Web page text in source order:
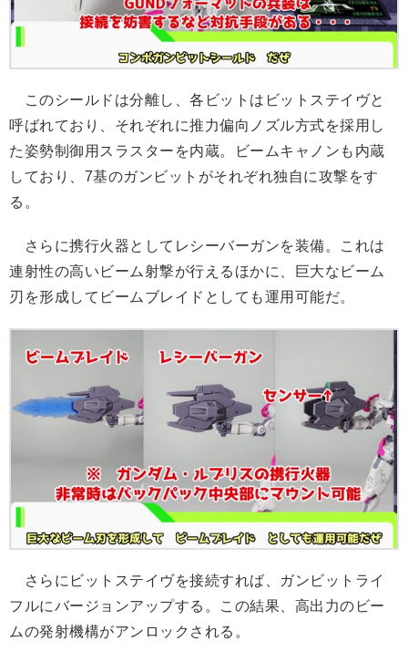
このシールドは分離し、各ビットはビットステイヴと
呼ばれており、それぞれに推力偏向ノズル方式を採用し
た姿勢制御用スラスターを内蔵。ビームキャノンも内蔵
しており、7基のガンビットがそれぞれ独自に攻撃をす
る。
さらに携行火器としてレシーバーガンを装備。これは
連射性の高いビーム射撃が行えるほかに、巨大なビーム
刃を形成してビームブレイドとしても運用可能だ。
さらにビットステイヴを接続すれば、ガンビットライ
フルにバージョンアップする。この結果、高出力のビー
ムの発射機構がアンロックされる。